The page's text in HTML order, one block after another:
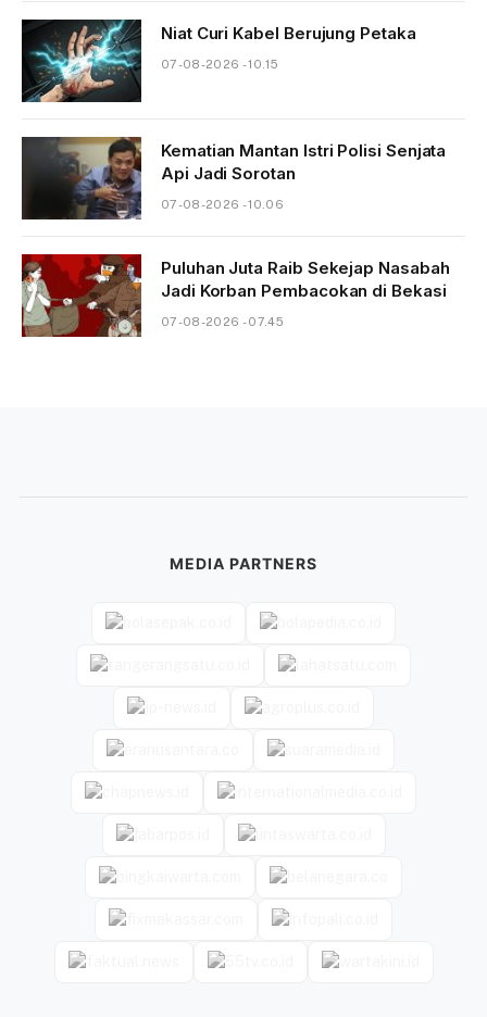
Niat Curi Kabel Berujung Petaka
07-08-2026 - 10.15
Kematian Mantan Istri Polisi Senjata
Api Jadi Sorotan
07-08-2026 - 10.06
Puluhan Juta Raib Sekejap Nasabah
Jadi Korban Pembacokan di Bekasi
07-08-2026 - 07.45
MEDIA PARTNERS